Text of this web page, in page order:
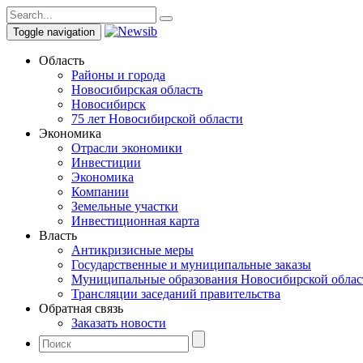
Toggle navigation
Область
Районы и города
Новосибирская область
Новосибирск
75 лет Новосибирской области
Экономика
Отрасли экономики
Инвестиции
Экономика
Компании
Земельные участки
Инвестиционная карта
Власть
Антикризисные меры
Государственные и муниципальные заказы
Муниципальные образования Новосибирской
Трансляции заседаний правительства
Обратная связь
Заказать новости